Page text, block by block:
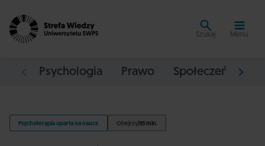
Szukaj Menu
Psychologia Prawo Społeczeństwo
Psychoterapia oparta na nauce Obejrzyj55 min.